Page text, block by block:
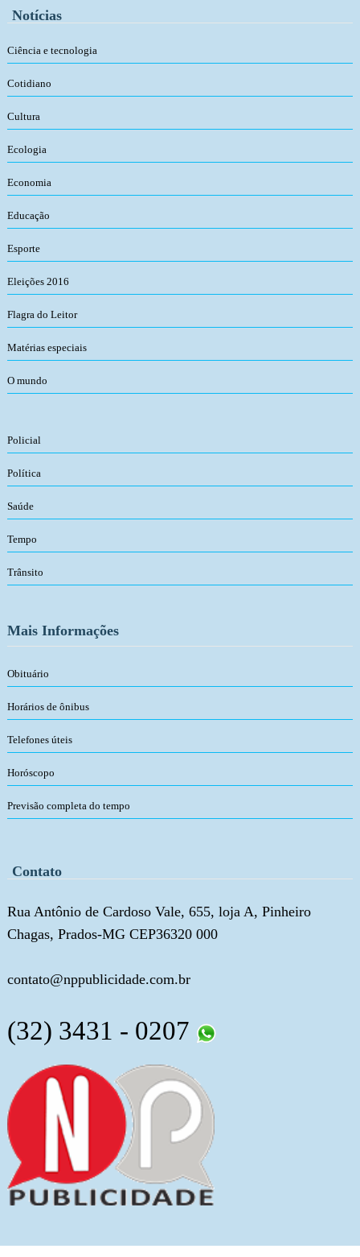
Notícias
Ciência e tecnologia
Cotidiano
Cultura
Ecologia
Economia
Educação
Esporte
Eleições 2016
Flagra do Leitor
Matérias especiais
O mundo
Policial
Política
Saúde
Tempo
Trânsito
Mais Informações
Obituário
Horários de ônibus
Telefones úteis
Horóscopo
Previsão completa do tempo
Contato
Rua Antônio de Cardoso Vale, 655, loja A, Pinheiro
Chagas, Prados-MG CEP36320 000
contato@nppublicidade.com.br
(32) 3431 - 0207